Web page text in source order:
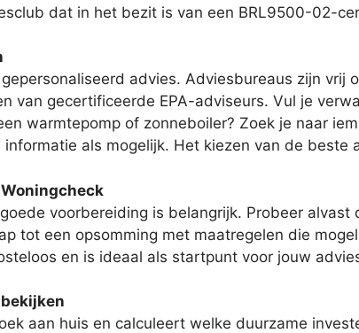
dat in het bezit is van een BRL9500-02-
advies. Adviesbureaus zijn vrij
van gecertificeerde EPA-adviseurs. Vul je
warmtepomp of zonneboiler? Zoek je naar
als mogelijk. Het kiezen van de beste
voorbereiding is belangrijk. Probeer
tot een opsomming met maatregelen die
en is ideaal als startpunt voor jouw
aan huis en calculeert welke duurzame